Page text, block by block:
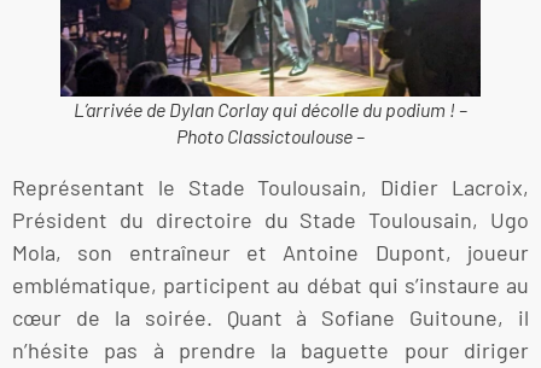
L’arrivée de Dylan Corlay qui décolle du podium ! –
Photo Classictoulouse –
Représentant le Stade Toulousain, Didier Lacroix,
Président du directoire du Stade Toulousain, Ugo
Mola, son entraîneur et Antoine Dupont, joueur
emblématique, participent au débat qui s’instaure au
cœur de la soirée. Quant à Sofiane Guitoune, il
n’hésite pas à prendre la baguette pour diriger